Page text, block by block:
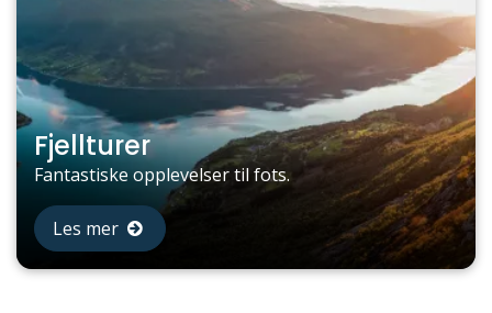
Fjellturer
Fantastiske opplevelser til fots.
Les mer